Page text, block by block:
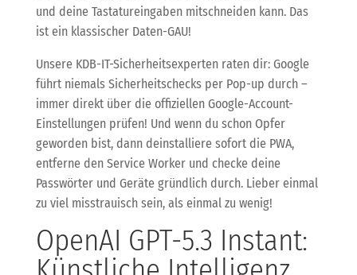
und deine Tastatureingaben mitschneiden kann. Das
ist ein klassischer Daten-GAU!
Unsere KDB-IT-Sicherheitsexperten raten dir: Google
führt niemals Sicherheitschecks per Pop-up durch –
immer direkt über die offiziellen Google-Account-
Einstellungen prüfen! Und wenn du schon Opfer
geworden bist, dann deinstalliere sofort die PWA,
entferne den Service Worker und checke deine
Passwörter und Geräte gründlich durch. Lieber einmal
zu viel misstrauisch sein, als einmal zu wenig!
OpenAI GPT-5.3 Instant: